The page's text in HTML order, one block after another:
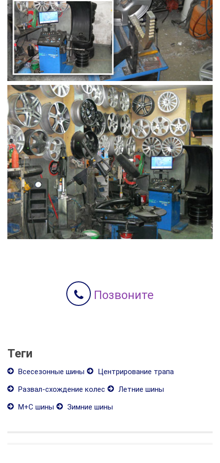
Позвоните
Теги
Всесезонные шины
Центрирование трапа
Развал-схождение колес
Летние шины
М+С шины
Зимние шины